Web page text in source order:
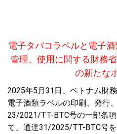
電子タバコラベルと電子酒
管理、使用に関する財務
の新たな
2025年5月31日、ベトナム財
電子酒類ラベルの印刷、発行
23/2021/TT-BTC号の一部条
て、通達31/2025/TT-BTC号を